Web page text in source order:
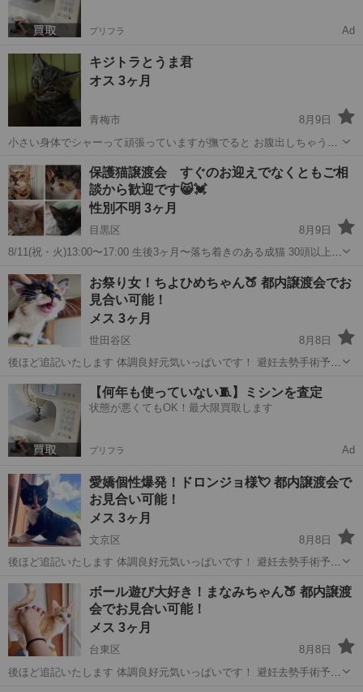
プリフラ Ad
キジトラとうま君
オス 3ヶ月
青梅市
8月9日
小さい身体でシャーって頑張っていますが撫でると お腹出しちゃうと
済み ●里親条件 ・近くにお住まいの方を優先します。 →青梅市近隣の
方。 (都内でも遠方...
東京 青梅市 猫
保護猫譲渡会 すぐのお迎えでなくともご相
談から歓迎です😸💓
性別不明 3ヶ月
目黒区
8月9日
8/11(祝・火)13:00〜17:00 生後3ヶ月〜落ち着きのある成猫 30頭以上参
ます。すぐのお迎えは難しいけれど先々お迎えしたいなどご相談から
歓迎です...
東京 目黒区 猫 飼い主
お祭り女！ちよひめちゃん🍑 都内譲渡会でお
見合い可能！
メス 3ヶ月
世田谷区
8月8日
後ほど追記いたします 体調良好元気いっぱいです！ 避妊去勢手術予定
駆虫済み マイクロチップ挿入予定 【引き渡し場所】 譲渡先のご自宅
環境確認も含め...
東京 世田谷区 猫 去勢手術
【何年も使っていない🧵】ミシンを査定
状態が悪くてもOK！最大限買取します
プリフラ Ad
愛嬌個性爆発！ドロンジョ様💘 都内譲渡会で
お見合い可能！
メス 3ヶ月
文京区
8月8日
後ほど追記いたします 体調良好元気いっぱいです！ 避妊去勢手術予定
駆虫済み マイクロチップ挿入予定 【引き渡し場所】 譲渡先のご自宅
環境確認も含め...
東京 文京区 去勢手術
ボール遊び大好き！まなみちゃん🍑 都内譲渡
会でお見合い可能！
メス 3ヶ月
台東区
8月8日
後ほど追記いたします 体調良好元気いっぱいです！ 避妊去勢手術予定